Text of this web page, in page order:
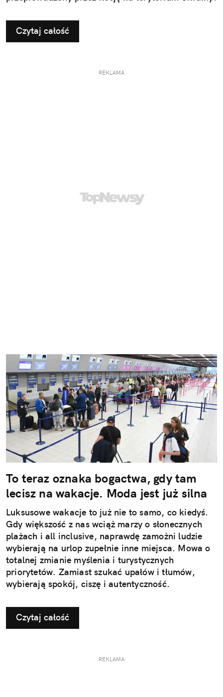
Czytaj całość
REKLAMA
To teraz oznaka bogactwa, gdy tam
lecisz na wakacje. Moda jest już silna
Luksusowe wakacje to już nie to samo, co kiedyś.
Gdy większość z nas wciąż marzy o słonecznych
plażach i all inclusive, naprawdę zamożni ludzie
wybierają na urlop zupełnie inne miejsca. Mowa o
totalnej zmianie myślenia i turystycznych
priorytetów. Zamiast szukać upałów i tłumów,
wybierają spokój, ciszę i autentyczność.
Czytaj całość
REKLAMA